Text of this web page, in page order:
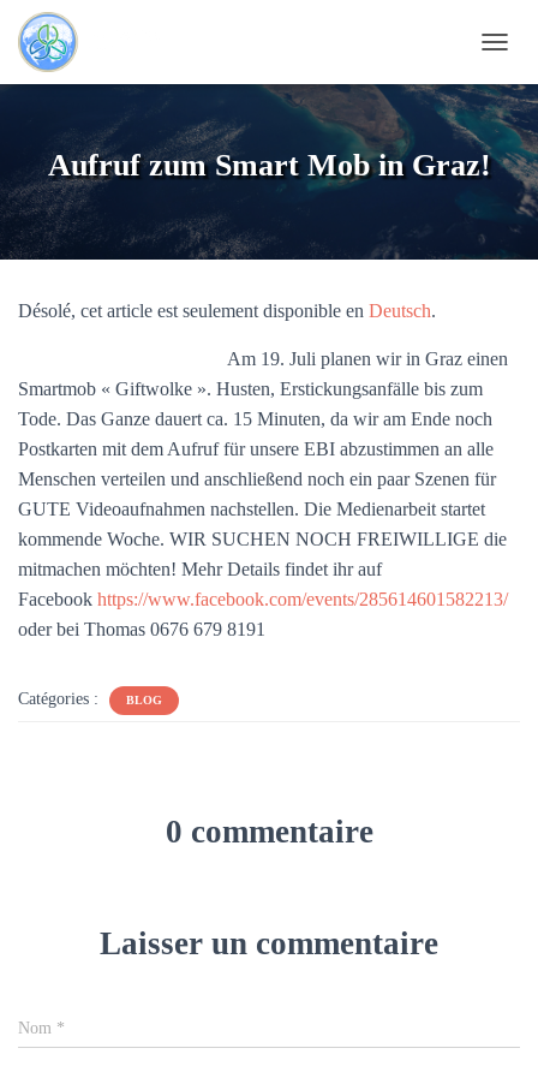
É
P
L
G
Aufruf zum Smart Mob in Graz!
Désolé, cet article est seulement disponible en Deutsch.
Am 19. Juli planen wir in Graz einen
Smartmob « Giftwolke ». Husten, Erstickungsanfälle bis zum
Tode. Das Ganze dauert ca. 15 Minuten, da wir am Ende noch
Postkarten mit dem Aufruf für unsere EBI abzustimmen an alle
Menschen verteilen und anschließend noch ein paar Szenen für
GUTE Videoaufnahmen nachstellen. Die Medienarbeit startet
kommende Woche. WIR SUCHEN NOCH FREIWILLIGE die
mitmachen möchten! Mehr Details findet ihr auf
Facebook https://www.facebook.com/events/285614601582213/
oder bei Thomas 0676 679 8191
Catégories : BLOG
0 commentaire
Laisser un commentaire
Nom *